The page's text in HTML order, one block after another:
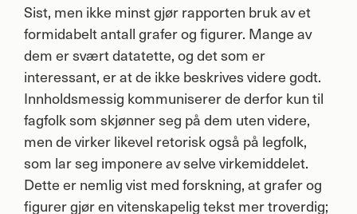
Sist, men ikke minst gjør rapporten bruk av et
formidabelt antall grafer og figurer. Mange av
dem er svært datatette, og det som er
interessant, er at de ikke beskrives videre godt.
Innholdsmessig kommuniserer de derfor kun til
fagfolk som skjønner seg på dem uten videre,
men de virker likevel retorisk også på legfolk,
som lar seg imponere av selve virkemiddelet.
Dette er nemlig vist med forskning, at grafer og
figurer gjør en vitenskapelig tekst mer troverdig;